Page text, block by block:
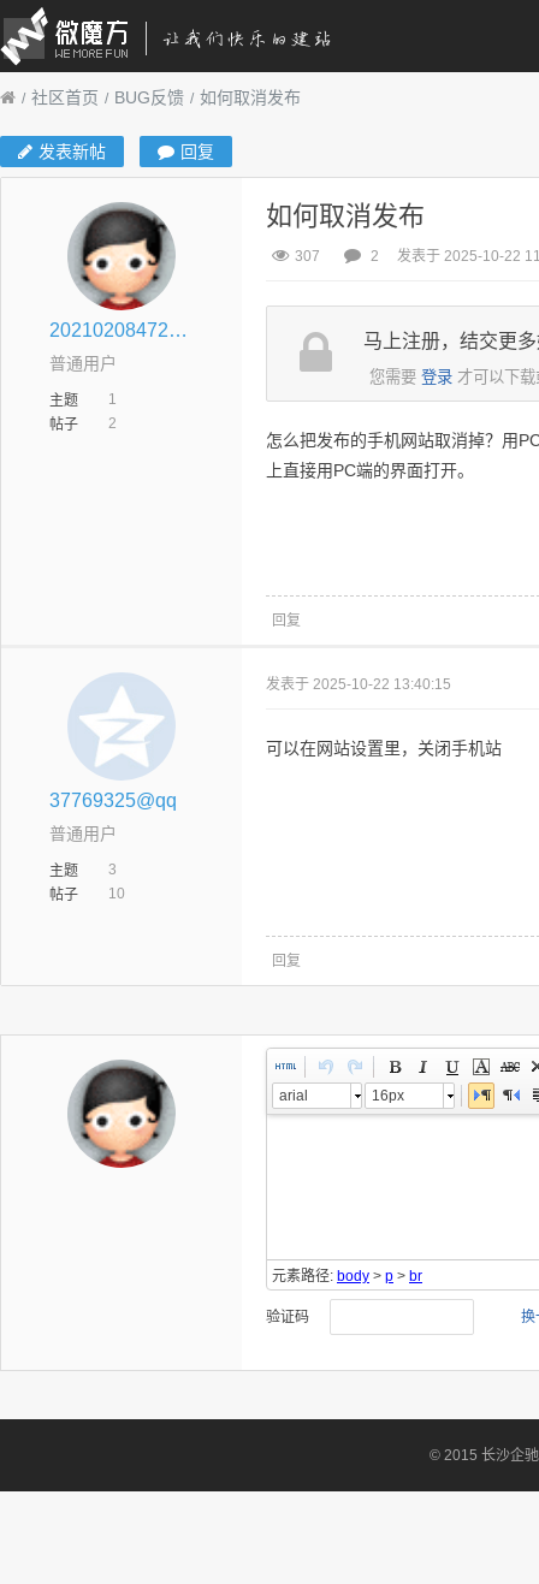
社区首页 BUG反馈 如何取消发布
发表新帖 回复
20210208472001575006851@tencent.com
普通用户
主题
1
帖子
2
如何取消发布
307 2 发表于 2025-10-22
马上注册，结交更
您需要 登录 才可以下
怎么把发布的手机网站取消掉？用
上直接用PC端的界面打开。
回复
37769325@qq
普通用户
主题
3
帖子
10
发表于 2025-10-22 13:40:15
可以在网站设置里，关闭手机站
回复
arial 16px
元素路径: body > p > br
验证码 换
© 2015 长沙企